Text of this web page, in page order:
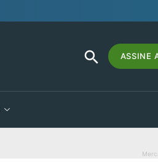
Search
for:
SEARCH
BUTTON
ASSINE